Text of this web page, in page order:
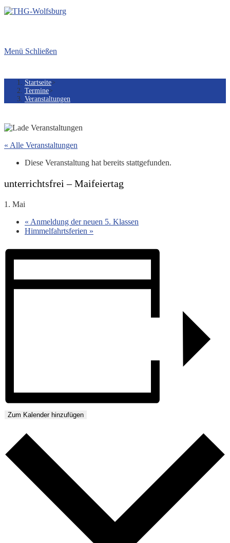
Menü Schließen
Startseite>
Termine>
Veranstaltungen
« Alle Veranstaltungen
Diese Veranstaltung hat bereits stattgefunden.
unterrichtsfrei – Maifeiertag
1. Mai
« Anmeldung der neuen 5. Klassen
Himmelfahrtsferien »
Zum Kalender hinzufügen